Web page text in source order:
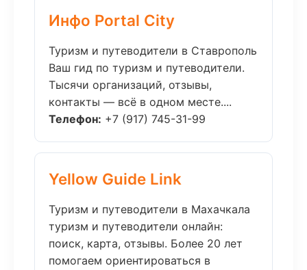
Инфо Portal City
Туризм и путеводители в Ставрополь
Ваш гид по туризм и путеводители.
Тысячи организаций, отзывы,
контакты — всё в одном месте....
Телефон: +7 (917) 745-31-99
Yellow Guide Link
Туризм и путеводители в Махачкала
туризм и путеводители онлайн:
поиск, карта, отзывы. Более 20 лет
помогаем ориентироваться в